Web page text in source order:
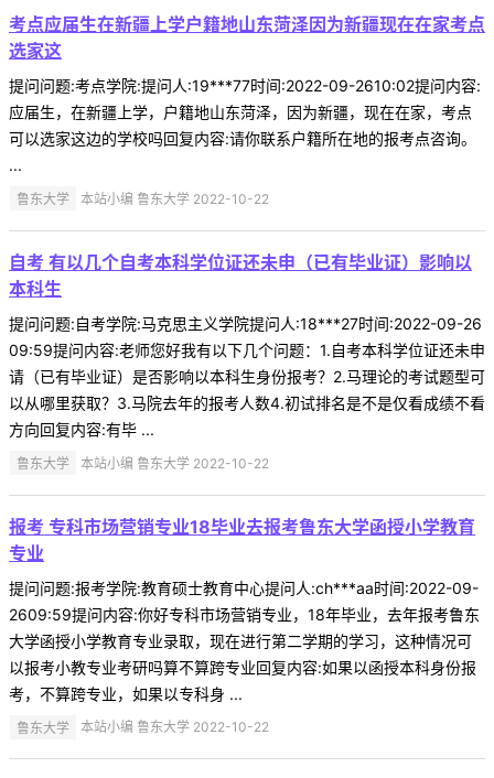
考点应届生在新疆上学户籍地山东菏泽因为新疆现在在家考点
选家这
提问问题:考点学院:提问人:19***77时间:2022-09-2610:02提问内容:
应届生，在新疆上学，户籍地山东菏泽，因为新疆，现在在家，考点
可以选家这边的学校吗回复内容:请你联系户籍所在地的报考点咨询。
...
鲁东大学 本站小编 鲁东大学 2022-10-22
自考 有以几个自考本科学位证还未申（已有毕业证）影响以
本科生
提问问题:自考学院:马克思主义学院提问人:18***27时间:2022-09-26
09:59提问内容:老师您好我有以下几个问题：1.自考本科学位证还未申
请（已有毕业证）是否影响以本科生身份报考？2.马理论的考试题型可
以从哪里获取？3.马院去年的报考人数4.初试排名是不是仅看成绩不看
方向回复内容:有毕 ...
鲁东大学 本站小编 鲁东大学 2022-10-22
报考 专科市场营销专业18毕业去报考鲁东大学函授小学教育
专业
提问问题:报考学院:教育硕士教育中心提问人:ch***aa时间:2022-09-
2609:59提问内容:你好专科市场营销专业，18年毕业，去年报考鲁东
大学函授小学教育专业录取，现在进行第二学期的学习，这种情况可
以报考小教专业考研吗算不算跨专业回复内容:如果以函授本科身份报
考，不算跨专业，如果以专科身 ...
鲁东大学 本站小编 鲁东大学 2022-10-22